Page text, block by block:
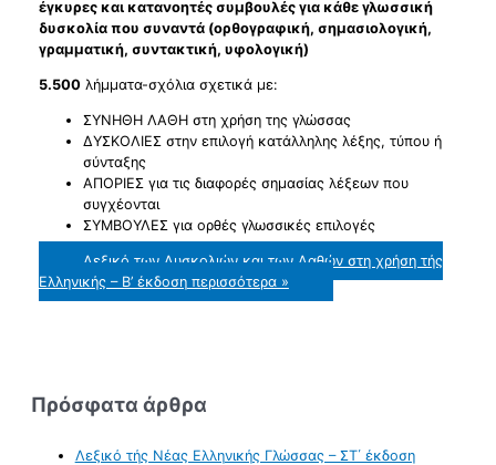
έγκυρες και κατανοητές συμβουλές για κάθε γλωσσική
δυσκολία που συναντά (ορθογραφική, σημασιολογική,
γραμματική, συντακτική, υφολογική)
5.500 λήμματα-σχόλια σχετικά με:
ΣΥΝΗΘΗ ΛΑΘΗ στη χρήση της γλώσσας
ΔΥΣΚΟΛΙΕΣ στην επιλογή κατάλληλης λέξης, τύπου ή
σύνταξης
ΑΠΟΡΙΕΣ για τις διαφορές σημασίας λέξεων που
συγχέονται
ΣΥΜΒΟΥΛΕΣ για ορθές γλωσσικές επιλογές
Λεξικό των Δυσκολιών και των Λαθών στη χρήση τής
Ελληνικής – Β’ έκδοσηπερισσότερα »
Πρόσφατα άρθρα
Λεξικό τής Νέας Ελληνικής Γλώσσας – ΣΤ΄ έκδοση